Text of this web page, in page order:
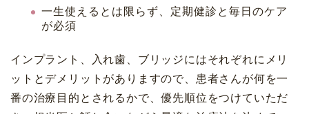
一生使えるとは限らず、定期健診と毎日のケア
が必須
インプラント、入れ歯、ブリッジにはそれぞれにメリ
ットとデメリットがありますので、患者さんが何を一
番の治療目的とされるかで、優先順位をつけていただ